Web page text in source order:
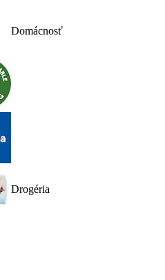
Domácnosť
Drogéria